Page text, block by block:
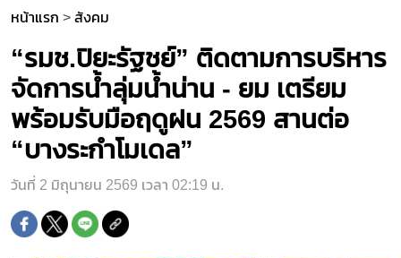
หน้าแรก > สังคม
“รมช.ปิยะรัฐชย์” ติดตามการบริหาร
จัดการน้ำลุ่มน้ำน่าน - ยม เตรียม
พร้อมรับมือฤดูฝน 2569 สานต่อ
“บางระกำโมเดล”
วันที่ 2 มิถุนายน 2569 เวลา 02:19 น.